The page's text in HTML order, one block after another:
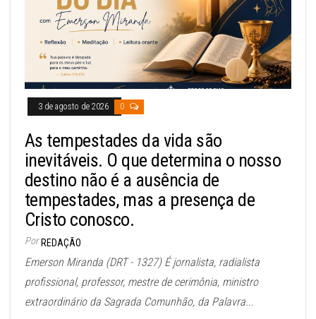
3 de agosto de 2026 0
As tempestades da vida são
inevitáveis. O que determina o nosso
destino não é a ausência de
tempestades, mas a presença de
Cristo conosco.
Por REDAÇÃO
Emerson Miranda (DRT - 1327) É jornalista, radialista
profissional, professor, mestre de cerimônia, ministro
extraordinário da Sagrada Comunhão, da Palavra...